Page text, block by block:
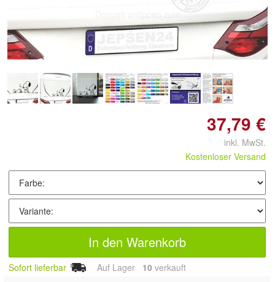
Doppelt antippen zum
vergrößern
37,79 €
inkl. MwSt.
Kostenloser Versand
In den Warenkorb
Sofort lieferbar Auf Lager 10 verkauft